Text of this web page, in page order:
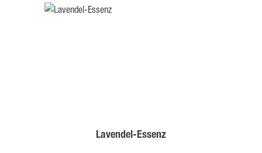
Lavendel-Essenz